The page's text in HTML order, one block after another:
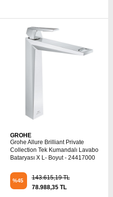
GROHE
Grohe Allure Brilliant Private
Collection Tek Kumandalı Lavabo
Bataryası X L- Boyut - 24417000
%45
143.615,19 TL
78.988,35 TL